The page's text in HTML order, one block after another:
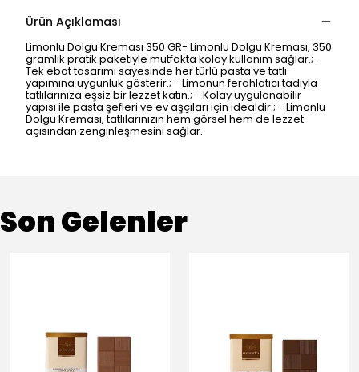
Ürün Açıklaması
Limonlu Dolgu Kreması 350 GR- Limonlu Dolgu Kreması, 350
gramlık pratik paketiyle mutfakta kolay kullanım sağlar.; -
Tek ebat tasarımı sayesinde her türlü pasta ve tatlı
yapımına uygunluk gösterir.; - Limonun ferahlatıcı tadıyla
tatlılarınıza eşsiz bir lezzet katın.; - Kolay uygulanabilir
yapısı ile pasta şefleri ve ev aşçıları için idealdir.; - Limonlu
Dolgu Kreması, tatlılarınızın hem görsel hem de lezzet
açısından zenginleşmesini sağlar.
Son Gelenler